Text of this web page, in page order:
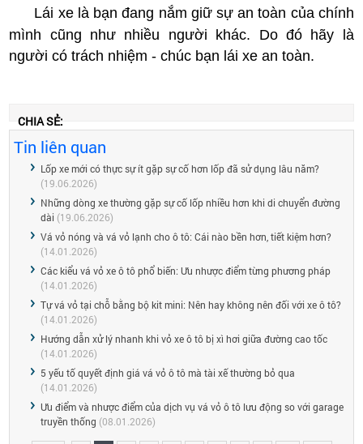
Lái xe là bạn đang nắm giữ sự an toàn của chính
mình cũng như nhiều người khác. Do đó hãy là
người có trách nhiệm - chúc bạn lái xe an toàn.
CHIA SẺ:
Tin liên quan
Lốp xe mới có thực sự ít gặp sự cố hơn lốp đã sử dụng lâu năm?
(19.06.2026)
Những dòng xe thường gặp sự cố lốp nhiều hơn khi di chuyển đường
dài (19.06.2026)
Vá vỏ nóng và vá vỏ lạnh cho ô tô: Cái nào bền hơn, tiết kiệm hơn?
(14.01.2026)
Các kiểu vá vỏ xe ô tô phổ biến: Ưu nhược điểm từng phương pháp
(14.01.2026)
Tự vá vỏ tại chỗ bằng bộ kit mini: Nên hay không nên đối với xe ô tô?
(14.01.2026)
Hướng dẫn xử lý nhanh khi vỏ xe ô tô bị xì hơi giữa đường cao tốc
(14.01.2026)
5 yếu tố quyết định giá vá vỏ ô tô mà tài xế thường bỏ qua
(14.01.2026)
Ưu điểm và nhược điểm của dịch vụ vá vỏ ô tô lưu động so với garage
truyền thống (08.01.2026)